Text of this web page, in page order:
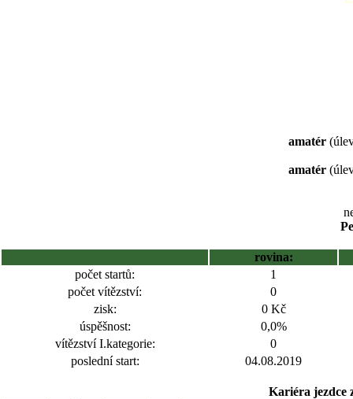
amatér
amatér
rovina:
počet startů:
1
počet vítězství:
0
zisk:
0 Kč
úspěšnost:
0,0%
vítězství I.kategorie:
0
poslední start:
04.08.2019
Kariéra jezdce